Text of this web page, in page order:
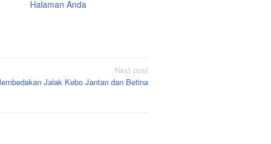
Halaman Anda
Next post
Jalak Kebo Jantan dan Betina